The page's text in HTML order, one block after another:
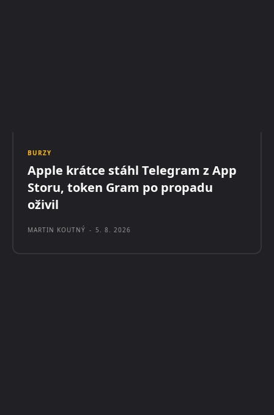
BURZY
Apple krátce stáhl Telegram z App
Storu, token Gram po propadu
oživil
MARTIN KOUTNÝ - 5. 8. 2026